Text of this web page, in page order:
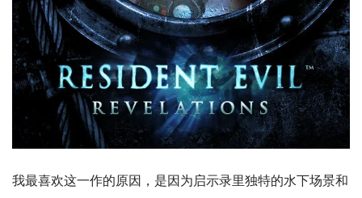
我最喜欢这一作的原因，是因为启示录里独特的水下场景和